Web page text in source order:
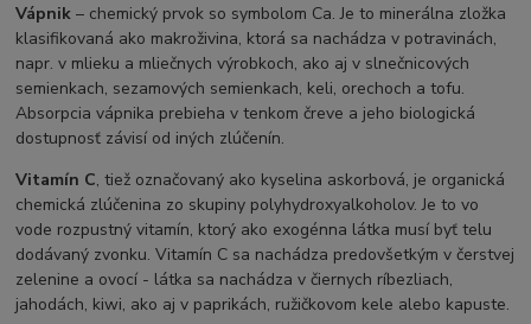
Vápnik – chemický prvok so symbolom Ca. Je to minerálna zložka
klasifikovaná ako makroživina, ktorá sa nachádza v potravinách,
napr. v mlieku a mliečnych výrobkoch, ako aj v slnečnicových
semienkach, sezamových semienkach, keli, orechoch a tofu.
Absorpcia vápnika prebieha v tenkom čreve a jeho biologická
dostupnosť závisí od iných zlúčenín.
Vitamín C, tiež označovaný ako kyselina askorbová, je organická
chemická zlúčenina zo skupiny polyhydroxyalkoholov. Je to vo
vode rozpustný vitamín, ktorý ako exogénna látka musí byť telu
dodávaný zvonku. Vitamín C sa nachádza predovšetkým v čerstvej
zelenine a ovocí - látka sa nachádza v čiernych ríbezliach,
jahodách, kiwi, ako aj v paprikách, ružičkovom kele alebo kapuste.